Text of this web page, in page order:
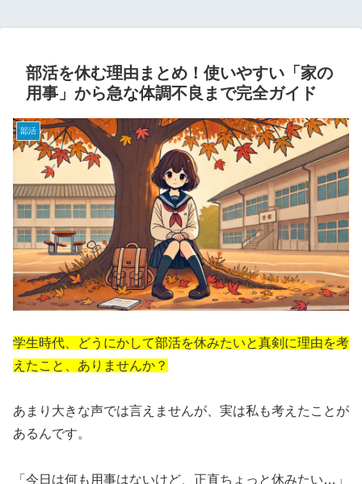
部活を休む理由まとめ！使いやすい「家の
用事」から急な体調不良まで完全ガイド
部活
学生時代、どうにかして部活を休みたいと真剣に理由を考
えたこと、ありませんか？
あまり大きな声では言えませんが、実は私も考えたことが
あるんです。
「今日は何も用事はないけど、正直ちょっと休みたい…」